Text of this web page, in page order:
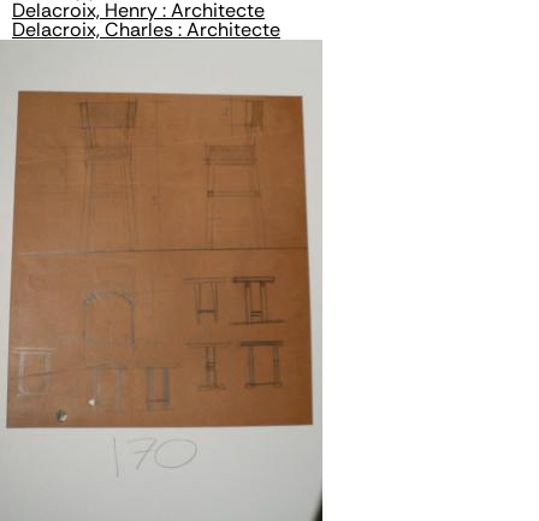
Delacroix, Henry : Architecte
Delacroix, Charles : Architecte